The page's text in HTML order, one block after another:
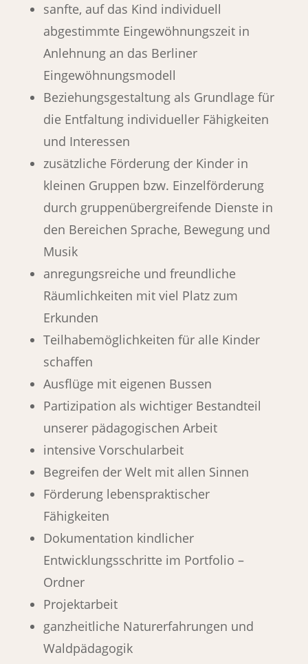
sanfte, auf das Kind individuell
abgestimmte Eingewöhnungszeit in
Anlehnung an das Berliner
Eingewöhnungsmodell
Beziehungsgestaltung als Grundlage für
die Entfaltung individueller Fähigkeiten
und Interessen
zusätzliche Förderung der Kinder in
kleinen Gruppen bzw. Einzelförderung
durch gruppenübergreifende Dienste in
den Bereichen Sprache, Bewegung und
Musik
anregungsreiche und freundliche
Räumlichkeiten mit viel Platz zum
Erkunden
Teilhabemöglichkeiten für alle Kinder
schaffen
Ausflüge mit eigenen Bussen
Partizipation als wichtiger Bestandteil
unserer pädagogischen Arbeit
intensive Vorschularbeit
Begreifen der Welt mit allen Sinnen
Förderung lebenspraktischer
Fähigkeiten
Dokumentation kindlicher
Entwicklungsschritte im Portfolio –
Ordner
Projektarbeit
ganzheitliche Naturerfahrungen und
Waldpädagogik